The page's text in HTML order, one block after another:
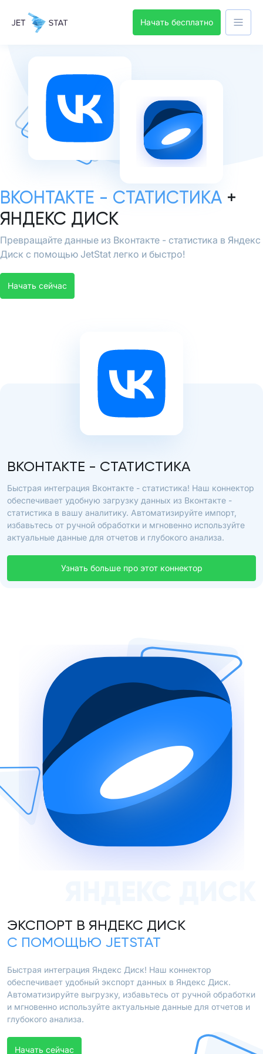
Начать бесплатно
ВКОНТАКТЕ - СТАТИСТИКА +
ЯНДЕКС ДИСК
Превращайте данные из Вконтакте - статистика в Яндекс
Диск с помощью JetStat легко и быстро!
Начать сейчас
ВКОНТАКТЕ - СТАТИСТИКА
Быстрая интеграция Вконтакте - статистика! Наш коннектор
обеспечивает удобную загрузку данных из Вконтакте -
статистика в вашу аналитику. Автоматизируйте импорт,
избавьтесь от ручной обработки и мгновенно используйте
актуальные данные для отчетов и глубокого анализа.
Узнать больше про этот коннектор
ЭКСПОРТ В ЯНДЕКС ДИСК
С ПОМОЩЬЮ JETSTAT
Быстрая интеграция Яндекс Диск! Наш коннектор
обеспечивает удобный экспорт данных в Яндекс Диск.
Автоматизируйте выгрузку, избавьтесь от ручной обработки
и мгновенно используйте актуальные данные для отчетов и
глубокого анализа.
Начать сейчас